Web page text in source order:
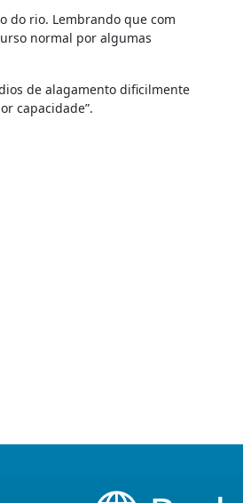
do rio. Lembrando que com
normal por algumas
de alagamento dificilmente
capacidade”.